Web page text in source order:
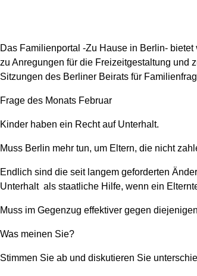
Das Familienportal -Zu Hause in Berlin-
zu Anregungen für die Freizeitgestaltung und
Sitzungen des Berliner Beirats für
Frage des Monats Februar
Kinder haben ein Recht auf Unterhalt.
Muss Berlin mehr tun, um Eltern, die nicht
Endlich sind die seit langem geforderten
Unterhalt als staatliche Hilfe, wenn ein
Muss im Gegenzug effektiver gegen
Was meinen Sie?
Stimmen Sie ab und diskutieren Sie